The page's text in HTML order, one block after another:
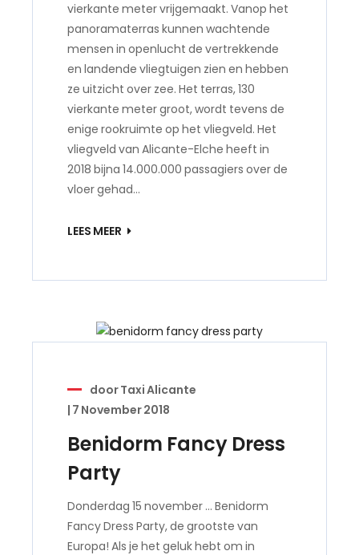
vierkante meter vrijgemaakt. Vanop het
panoramaterras kunnen wachtende
mensen in openlucht de vertrekkende
en landende vliegtuigen zien en hebben
ze uitzicht over zee. Het terras, 130
vierkante meter groot, wordt tevens de
enige rookruimte op het vliegveld. Het
vliegveld van Alicante-Elche heeft in
2018 bijna 14.000.000 passagiers over de
vloer gehad…
LEES MEER
doorTaxi Alicante
| 7 November 2018
Benidorm Fancy Dress
Party
Donderdag 15 november … Benidorm
Fancy Dress Party, de grootste van
Europa! Als je het geluk hebt om in